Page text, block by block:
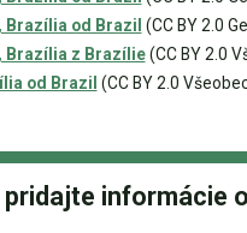
Brazília od Brazil (CC BY 2.0
Brazília z Brazílie(CC BY 2.0
od Brazil (CC BY 2.0